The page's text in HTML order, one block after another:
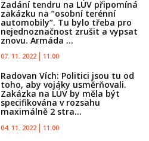
Zadání tendru na LÚV připomíná
zakázku na ”osobní terénní
automobily”. Tu bylo třeba pro
nejednoznačnost zrušit a vypsat
znovu. Armáda ...
07. 11. 2022 11:00
Radovan Vích: Politici jsou tu od
toho, aby vojáky usměrňovali.
Zakázka na LÚV by měla být
specifikována v rozsahu
maximálně 2 stra...
04. 11. 2022 11:00